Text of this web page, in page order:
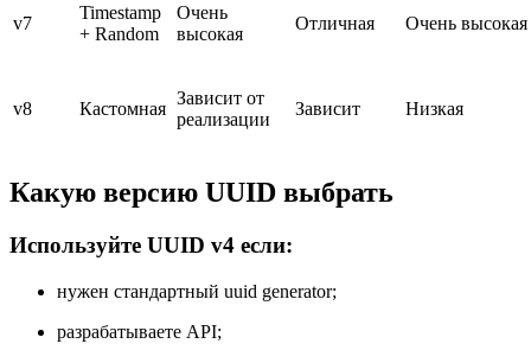
v7
Timestamp
+ Random
Очень
высокая
Отличная Очень высокая
v8 Кастомная
Зависит от
реализации
Зависит Низкая
Какую версию UUID выбрать
Используйте UUID v4 если:
нужен стандартный uuid generator;
разрабатываете API;